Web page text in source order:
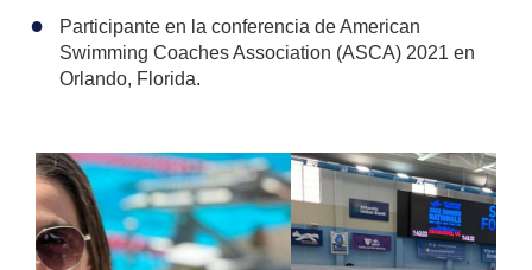
Participante en la conferencia de American
Swimming Coaches Association (ASCA) 2021 en
Orlando, Florida.